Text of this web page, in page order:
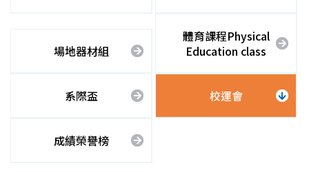
場地器材組
體育課程Physical
Education class
系際盃 校運會
成績榮譽榜